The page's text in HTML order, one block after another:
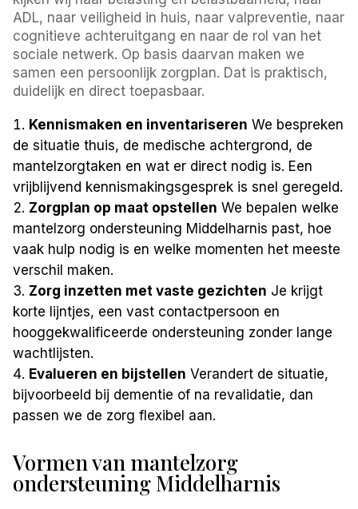
ADL, naar veiligheid in huis, naar valpreventie, naar
cognitieve achteruitgang en naar de rol van het
sociale netwerk. Op basis daarvan maken we
samen een persoonlijk zorgplan. Dat is praktisch,
duidelijk en direct toepasbaar.
Kennismaken en inventariseren We bespreken
de situatie thuis, de medische achtergrond, de
mantelzorgtaken en wat er direct nodig is. Een
vrijblijvend kennismakingsgesprek is snel geregeld.
Zorgplan op maat opstellen We bepalen welke
mantelzorg ondersteuning Middelharnis past, hoe
vaak hulp nodig is en welke momenten het meeste
verschil maken.
Zorg inzetten met vaste gezichten Je krijgt
korte lijntjes, een vast contactpersoon en
hooggekwalificeerde ondersteuning zonder lange
wachtlijsten.
Evalueren en bijstellen Verandert de situatie,
bijvoorbeeld bij dementie of na revalidatie, dan
passen we de zorg flexibel aan.
Vormen van mantelzorg
ondersteuning Middelharnis